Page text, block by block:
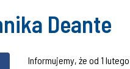
Deante
Informujemy, że od 1